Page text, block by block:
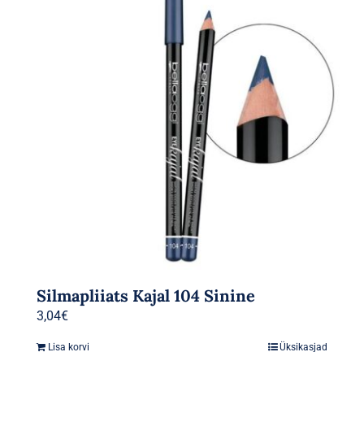
Silmapliiats Kajal 104 Sinine
3,04€
Lisa korvi Üksikasjad